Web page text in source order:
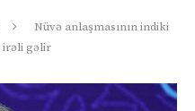
Nüvə anlaşmasının indiki
irəli gəlir